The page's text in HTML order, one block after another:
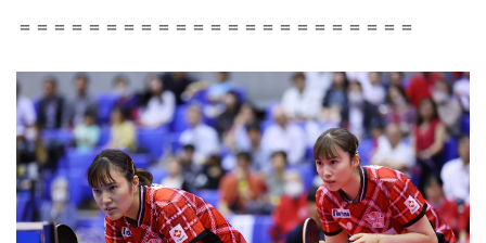
＝＝＝＝＝＝＝＝＝＝＝＝＝＝＝＝＝＝＝＝＝＝＝